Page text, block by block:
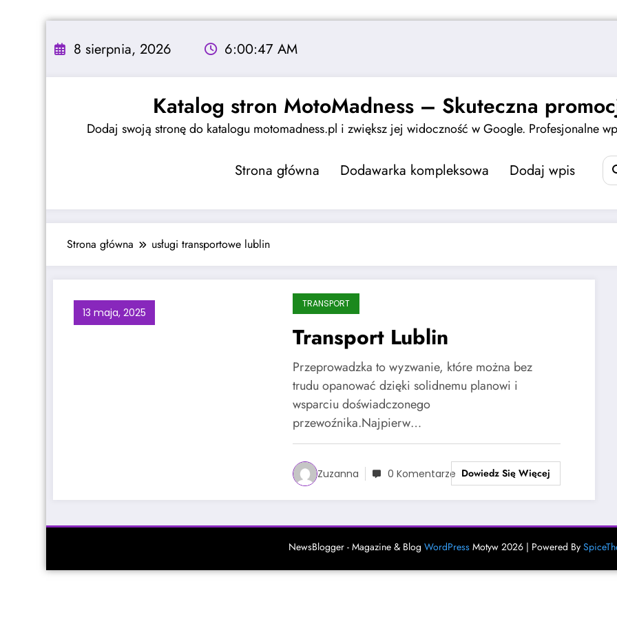
8 sierpnia, 2026 6:00:48 AM
Katalog stron MotoMadness – Skuteczna
Dodaj swoją stronę do katalogu motomadness.pl i zwiększ jej widoczność w Google. Profesjonalne
Strona główna Dodawarka kompleksowa Dodaj wpis
Strona główna usługi transportowe lublin
13 maja, 2025
TRANSPORT
Transport Lublin
Przeprowadzka to wyzwanie, które można bez
trudu opanować dzięki solidnemu planowi i
wsparciu doświadczonego
przewoźnika.Najpierw…
Zuzanna 0 Komentarze Dowiedz Się Więcej
NewsBlogger - Magazine & Blog WordPress Motyw 2026 | Powered By